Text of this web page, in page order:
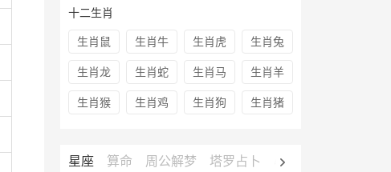
十二生肖
生肖鼠 生肖牛 生肖虎 生肖兔
生肖龙 生肖蛇 生肖马 生肖羊
生肖猴 生肖鸡 生肖狗 生肖猪
星座 算命 周公解梦 塔罗占卜 心理测试